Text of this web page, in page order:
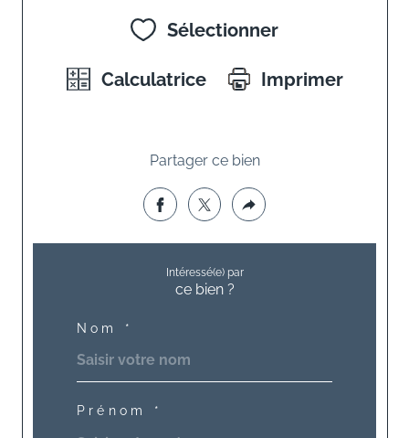
Sélectionner
Calculatrice Imprimer
Partager ce bien
Intéressé(e) par
ce bien ?
Nom *
Prénom *